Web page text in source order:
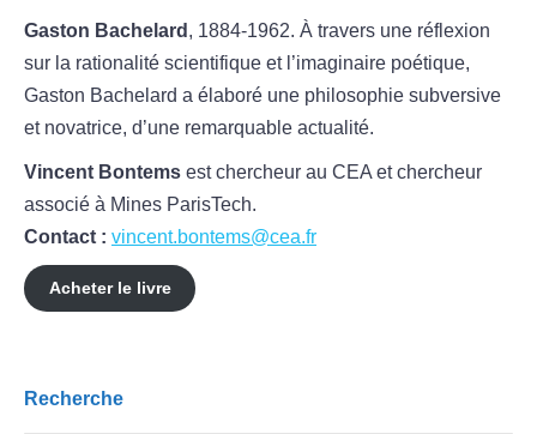
Gaston Bachelard , 1884-1962. À travers une réflexion
sur la rationalité scientifique et l’imaginaire poétique,
Gaston Bachelard a élaboré une philosophie subversive
et novatrice, d’une remarquable actualité.
Vincent Bontems est chercheur au CEA et chercheur
associé à Mines ParisTech.
Contact : vincent.bontems@cea.fr
Acheter le livre
Recherche